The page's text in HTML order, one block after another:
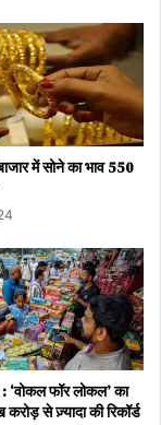
में सोने का भाव 550
‘वोकल फॉर लोकल’ का
से ज़्यादा की रिकॉर्ड